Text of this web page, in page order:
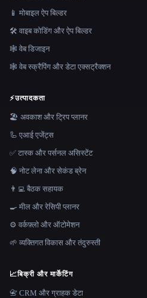
📱 मोबाइल ऐप बिल्डर
🛠️ वाइब कोडिंग और ऐप बिल्डर
🕸 वेब डिजाइन
🕸️ वेब स्क्रैपिंग और डेटा एक्सट्रैक्शन
⚡उत्पादकता
🏖 अवकाश और ट्रिप प्लानर
🦾 एआई एजेंट्स
✅ टास्क और पर्सनल असिस्टेंट
🧠 नोट लेना और सेकंड ब्रेन
👨‍💻 बैठक सहायक
🍳 मील और रेसिपी प्लानर
⚙️ वर्कफ़्लो और ऑटोमेशन
🌱 व्यक्तिगत विकास और तंदुरुस्ती
📈बिक्री और मार्केटिंग
📇 CRM और ग्राहक डेटा